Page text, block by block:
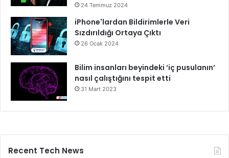
24 Temmuz 2024
iPhone'lardan Bildirimlerle Veri
Sızdırıldığı Ortaya Çıktı
26 Ocak 2024
Bilim insanları beyindeki ‘iç pusulanın’
nasıl çalıştığını tespit etti
31 Mart 2023
Recent Tech News